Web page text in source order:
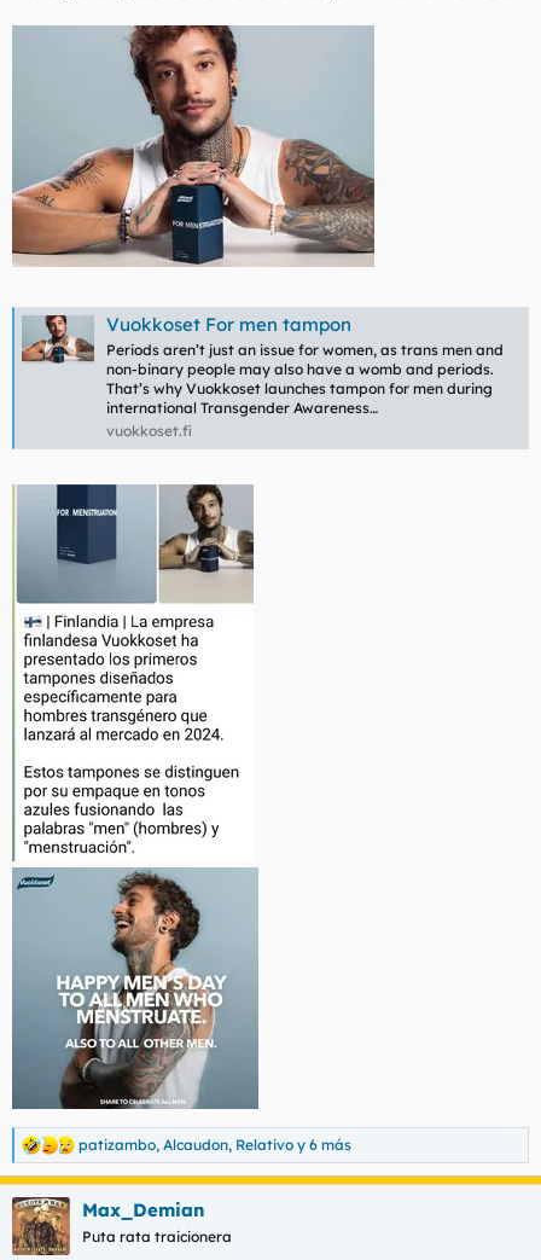
Vuokkoset For men tampon
Periods aren’t just an issue for women, as trans men and
non-binary people may also have a womb and periods.
That’s why Vuokkoset launches tampon for men during
international Transgender Awareness…
vuokkoset.fi
R
e
a
c
c
i
patizambo, Alcaudon, Relativo y 6 más
Max_Demian
Puta rata traicionera